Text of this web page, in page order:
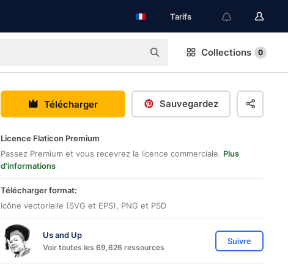
Tarifs
Collections 0
Télécharger Sauvegardez
Licence Flaticon Premium
Passez Premium et vous recevrez la licence commerciale. Plus
d'informations
Télécharger format:
Icône vectorielle (SVG et EPS), PNG et PSD
Us and Up
Voir toutes les 69,626 ressources
Suivre